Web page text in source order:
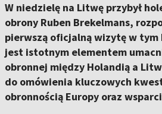
W niedzielę na Litwę przybył
obrony Ruben Brekelmans,
pierwszą oficjalną wizytę w
jest istotnym elementem
obronnej między Holandią a
do omówienia kluczowych
obronnością Europy oraz